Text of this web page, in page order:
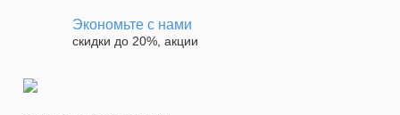
Экономьте с нами
скидки до 20%, акции